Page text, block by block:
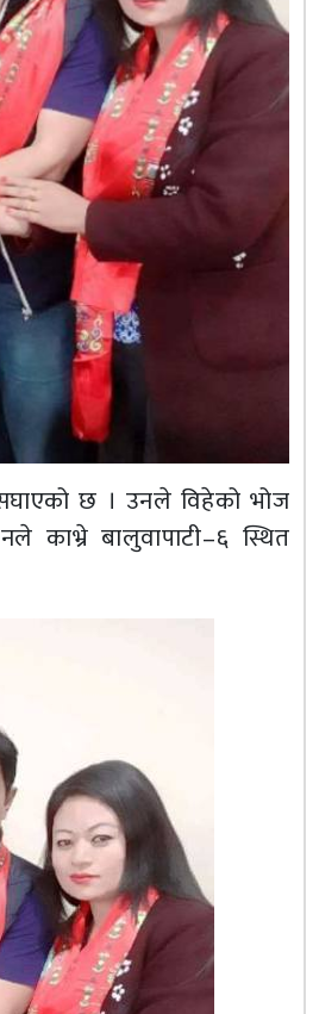
छ । उनले विहेको भोज
बालुवापाटी–६ स्थित